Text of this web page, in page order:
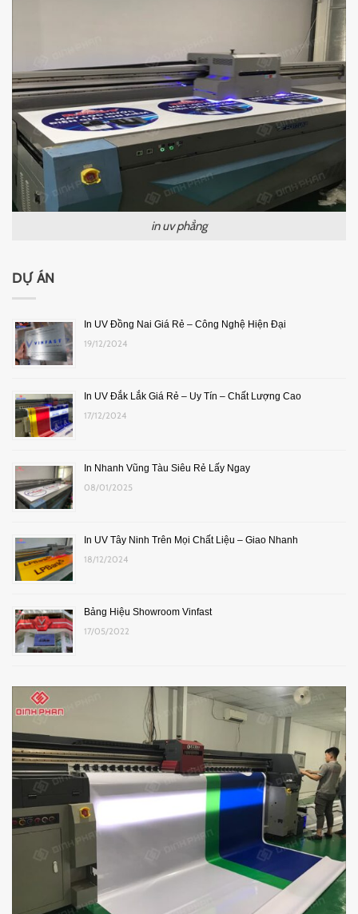
in uv phẳng
DỰ ÁN
In UV Đồng Nai Giá Rẻ – Công Nghệ Hiện Đại
19/12/2024
In UV Đắk Lắk Giá Rẻ – Uy Tín – Chất Lượng Cao
17/12/2024
In Nhanh Vũng Tàu Siêu Rẻ Lấy Ngay
08/01/2025
In UV Tây Ninh Trên Mọi Chất Liệu – Giao Nhanh
18/12/2024
Bảng Hiệu Showroom Vinfast
17/05/2022